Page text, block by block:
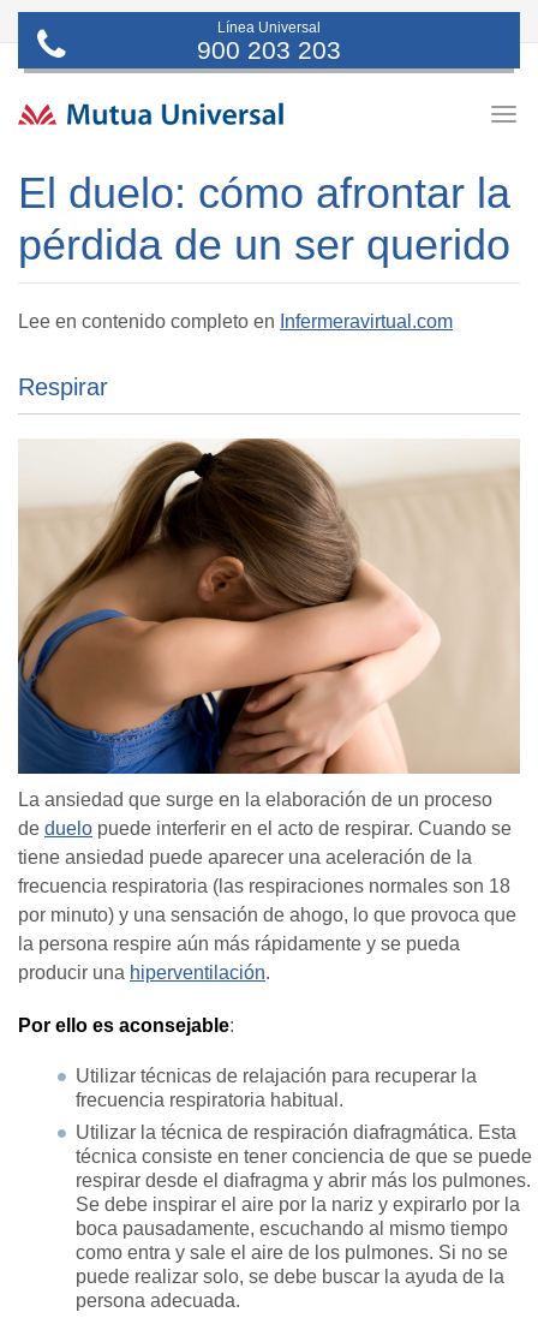
Línea Universal
900 203 203
El duelo: cómo afrontar la
pérdida de un ser querido
Lee en contenido completo en Infermeravirtual.com
Respirar
La ansiedad que surge en la elaboración de un proceso
de duelo puede interferir en el acto de respirar. Cuando se
tiene ansiedad puede aparecer una aceleración de la
frecuencia respiratoria (las respiraciones normales son 18
por minuto) y una sensación de ahogo, lo que provoca que
la persona respire aún más rápidamente y se pueda
producir una hiperventilación.
Por ello es aconsejable:
Utilizar técnicas de relajación para recuperar la
frecuencia respiratoria habitual.
Utilizar la técnica de respiración diafragmática. Esta
técnica consiste en tener conciencia de que se puede
respirar desde el diafragma y abrir más los pulmones.
Se debe inspirar el aire por la nariz y expirarlo por la
boca pausadamente, escuchando al mismo tiempo
como entra y sale el aire de los pulmones. Si no se
puede realizar solo, se debe buscar la ayuda de la
persona adecuada.